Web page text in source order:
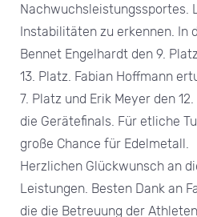
Nachwuchsleistungssportes.
Instabilitäten zu erkennen. In
Bennet Engelhardt den 9.
13. Platz. Fabian Hoffmann
7. Platz und Erik Meyer den
die Gerätefinals. Für etliche
große Chance für Edelmetall.
Herzlichen Glückwunsch an
Leistungen. Besten Dank an
die die Betreuung der